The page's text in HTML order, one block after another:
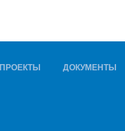
ПРОЕКТЫ ДОКУМЕНТЫ